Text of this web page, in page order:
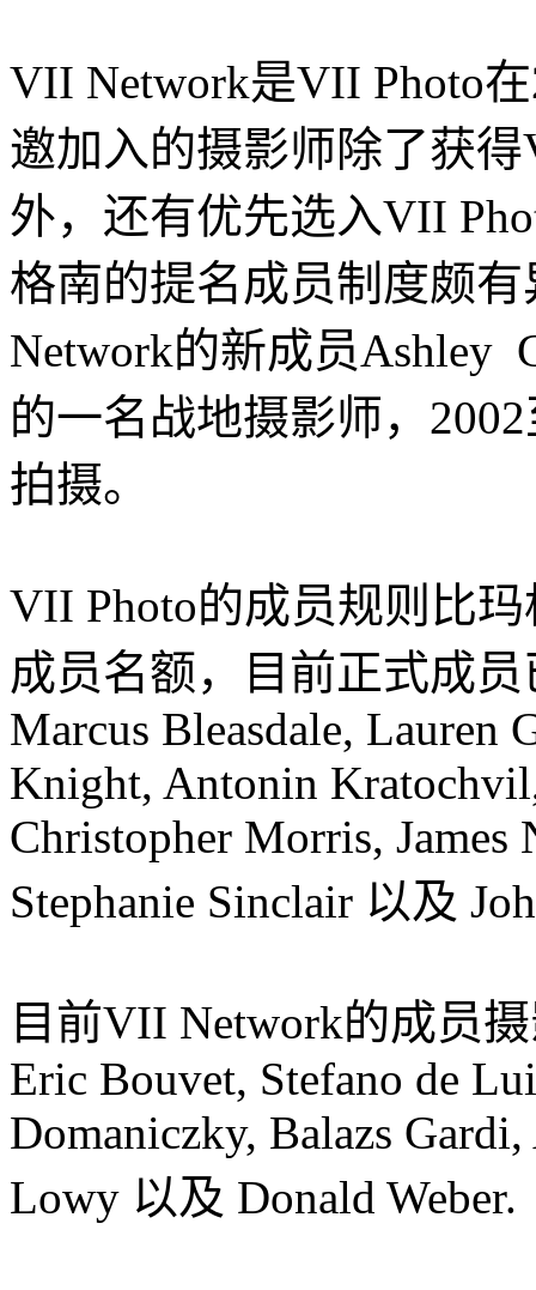
VII Network是VII Photo
邀加入的摄影师除了获
外，还有优先选入VII
格南的提名成员制度颇
Network的新成员Ashley
的一名战地摄影师，
拍摄。
VII Photo的成员规则比
成员名额，目前正式成
Marcus Bleasdale, Lauren
Knight, Antonin
Christopher Morris, James
Stephanie Sinclair 以及
目前VII Network的成员
Eric Bouvet, Stefano de
Domaniczky, Balazs
Lowy 以及 Donald Weber.